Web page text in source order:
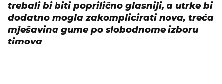
trebali bi biti poprilično glasniji, a utrke bi
dodatno mogla zakomplicirati nova, treća
mješavina gume po slobodnome izboru
timova